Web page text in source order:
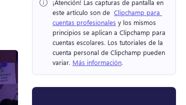
¡Atención! Las capturas de pantalla en
este artículo son de ⁠ Clipchamp para
cuentas profesionales y los mismos
principios se aplican a Clipchamp para
cuentas escolares. Los tutoriales de la
cuenta personal de Clipchamp pueden
variar. Más información.